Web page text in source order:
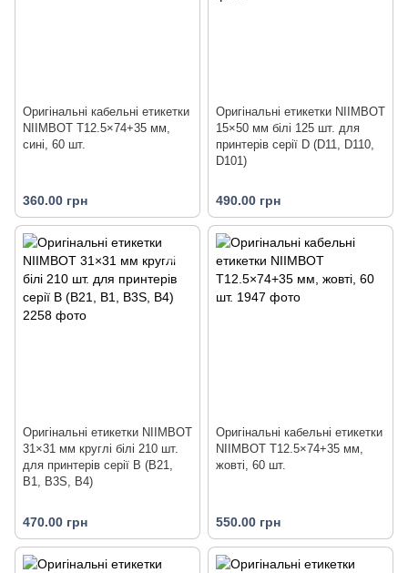
Оригінальні кабельні етикетки
NIIMBOT T12.5×74+35 мм,
сині, 60 шт.
360.00 грн
Оригінальні етикетки NIIMBOT
15×50 мм білі 125 шт. для
принтерів серії D (D11, D110,
D101)
490.00 грн
Оригінальні етикетки NIIMBOT
31×31 мм круглі білі 210 шт.
для принтерів серії B (B21,
B1, B3S, B4)
470.00 грн
Оригінальні кабельні етикетки
NIIMBOT T12.5×74+35 мм,
жовті, 60 шт.
550.00 грн